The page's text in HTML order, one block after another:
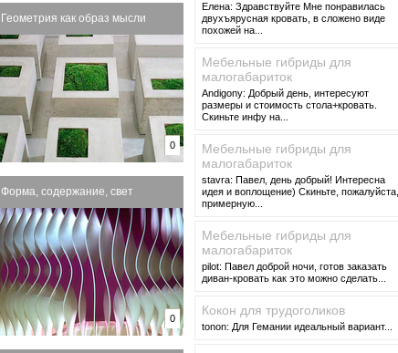
Елена: Здравствуйте Мне понравилась
двухъярусная кровать, в сложено виде
похожей на...
Мебельные гибриды для
малогабариток
Andigony: Добрый день, интересуют
размеры и стоимость стола+кровать.
Скиньте инфу на...
Мебельные гибриды для
малогабариток
stavra: Павел, день добрый! Интересна
идея и воплощение) Скиньте, пожалуйста,
примерную...
Мебельные гибриды для
малогабариток
pilot: Павел доброй ночи, готов заказать
диван-кровать как это можно сделать...
Кокон для трудоголиков
tonon: Для Гемании идеальный вариант...
Геометрия как образ мысли
0
Форма, содержание, свет
0